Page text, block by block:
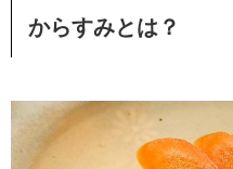
からすみとは？